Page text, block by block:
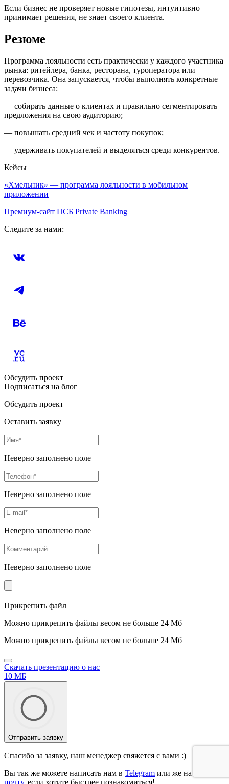
Если бизнес не проверяет новые гипотезы, интуитивно
принимает решения, не знает своего клиента.
Резюме
Программа лояльности есть практически у каждого участника
рынка: ритейлера, банка, ресторана, туроператора или
перевозчика. Она запускается, чтобы выполнять конкретные
задачи бизнеса:
— собирать данные о клиентах и правильно сегментировать
предложения на свою аудиторию;
— повышать средний чек и частоту покупок;
— удерживать покупателей и выделяться среди конкурентов.
Кейсы
«Хмельник» — программа лояльности в мобильном
приложении
Премиум-сайт ПСБ Private Banking
Следите за нами:
Обсудить проект
Подписаться на блог
Обсудить проект
Оставить заявку
Неверно заполнено поле
Неверно заполнено поле
Неверно заполнено поле
Неверно заполнено поле
Прикрепить файл
Можно прикрепить файлы весом не больше 24 Мб
Можно прикрепить файлы весом не больше 24 Мб
Скачать презентацию о нас
10 МБ
Отправить заявку
Спасибо за заявку, наш менеджер свяжется с вами :)
Вы так же можете написать нам в Telegram или же на нашу